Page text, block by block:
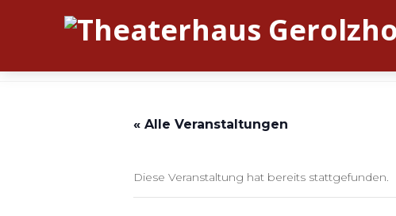
« Alle Veranstaltungen
Diese Veranstaltung hat bereits stattgefunden.